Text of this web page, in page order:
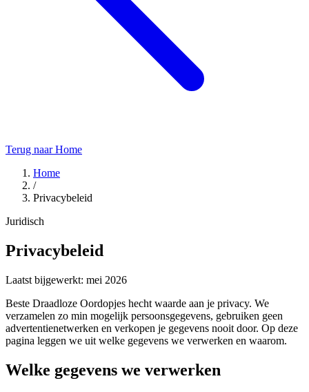
Terug naar Home
Home
/
Privacybeleid
Juridisch
Privacybeleid
Laatst bijgewerkt: mei 2026
Beste Draadloze Oordopjes hecht waarde aan je privacy. We
verzamelen zo min mogelijk persoonsgegevens, gebruiken geen
advertentienetwerken en verkopen je gegevens nooit door. Op deze
pagina leggen we uit welke gegevens we verwerken en waarom.
Welke gegevens we verwerken